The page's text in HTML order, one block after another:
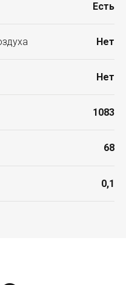
Есть
Нет
Нет
1083
68
0,1